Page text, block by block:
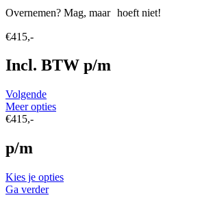
Overnemen? Mag, maar hoeft niet!
€415,-
Incl. BTW p/m
Volgende
Meer opties
€415,-
p/m
Kies je opties
Ga verder